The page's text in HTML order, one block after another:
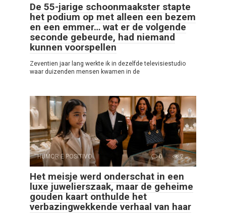
De 55-jarige schoonmaakster stapte
het podium op met alleen een bezem
en een emmer… wat er de volgende
seconde gebeurde, had niemand
kunnen voorspellen
Zeventien jaar lang werkte ik in dezelfde televisiestudio
waar duizenden mensen kwamen in de
HUMOR E POSITIVO 0 2
Het meisje werd onderschat in een
luxe juwelierszaak, maar de geheime
gouden kaart onthulde het
verbazingwekkende verhaal van haar